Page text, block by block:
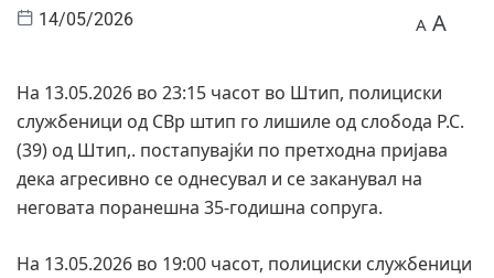
14/05/2026 A A
На 13.05.2026 во 23:15 часот во Штип, полициски
службеници од СВр штип го лишиле од слобода Р.С.
(39) од Штип,. постапувајќи по претходна пријава
дека агресивно се однесувал и се заканувал на
неговата поранешна 35-годишна сопруга.
На 13.05.2026 во 19:00 часот, полициски службеници